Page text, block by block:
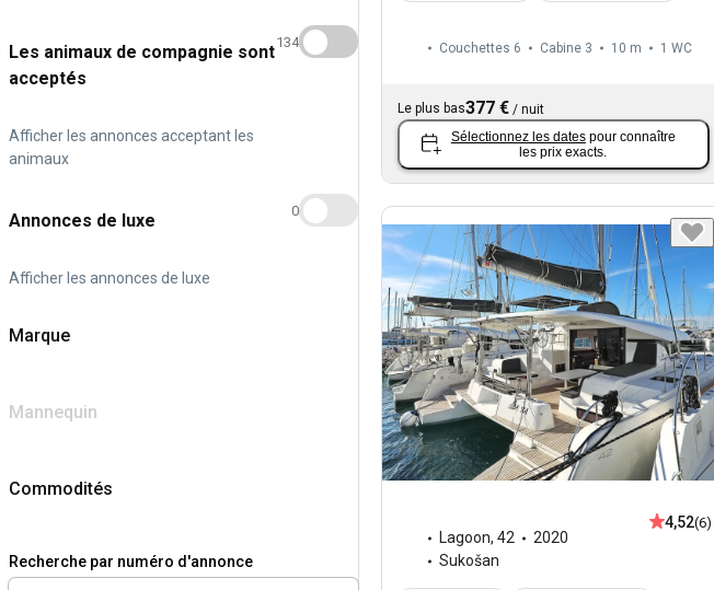
Les animaux de compagnie sont
acceptés
Afficher les annonces acceptant les
animaux
134
Annonces de luxe
Afficher les annonces de luxe
0
Marque
Mannequin
Commodités
Recherche par numéro d'annonce
Couchettes 6 Cabine 3 10 m 1 WC
Le plus bas377 € / nuit
Sélectionnez les dates pour connaître
les prix exacts.
Lagoon, 42
2020
Sukošan
4,52(6)